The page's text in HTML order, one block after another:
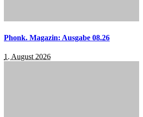
Phonk. Magazin: Ausgabe 08.26
1. August 2026